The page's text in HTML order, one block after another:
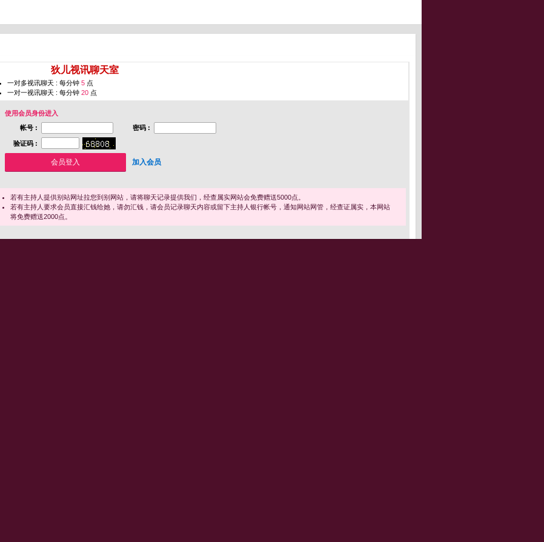
狄儿视讯聊天室
一对多视讯聊天 : 每分钟 5 点
一对一视讯聊天 : 每分钟 20 点
使用会员身份进入
帐号 :
密码 :
验证码 :
加入会员
若有主持人提供别站网址拉您到别网站，请将聊天记录提供我们，经查属实网站会免费赠送5000点。
若有主持人要求会员直接汇钱给她，请勿汇钱，请会员记录聊天内容或留下主持人银行帐号，通知网站网管，经查证属实，本网站
将免费赠送2000点。